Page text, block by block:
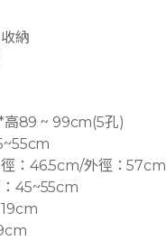
納
89 ~ 99cm(5孔)
：46.5cm/外徑：57cm
45~55cm